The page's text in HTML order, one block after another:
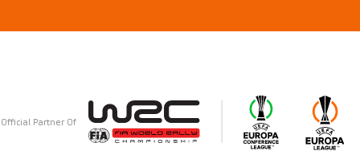
Official Partner Of